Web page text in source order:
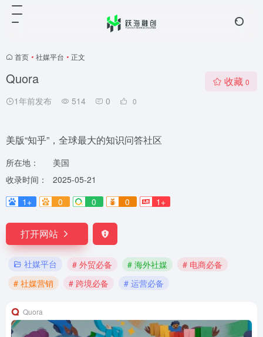
首页 • 社媒平台 • 正文
Quora
1年前发布 514 0 0
收藏 0
美版“知乎”，全球最大的知识问答社区
所在地：
美国
收录时间：
2025-05-21
1+
0 0 0 1+
打开网站
社媒平台 # 外贸必备 # 海外社媒
# 电商必备
# 社媒营销
# 跨境必备 # 运营必备
Quora